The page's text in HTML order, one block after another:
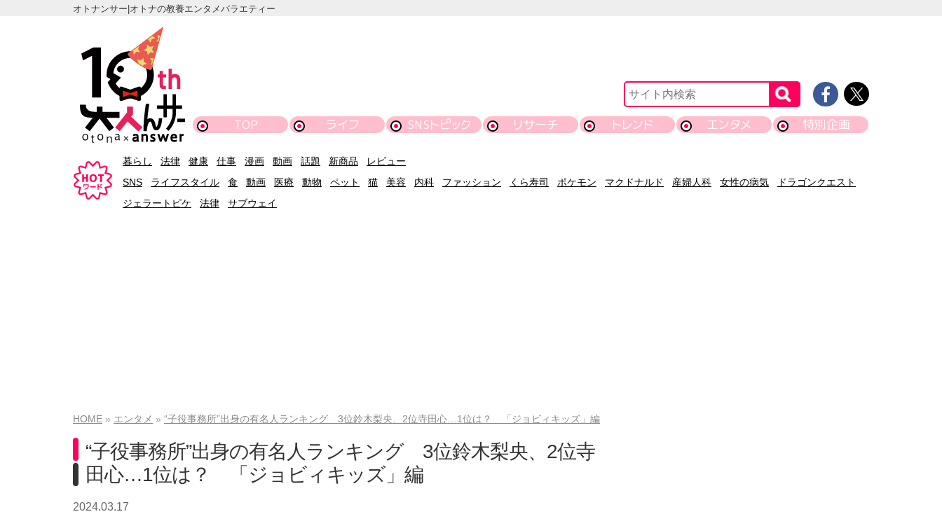
オトナンサー|オトナの教養エンタメバラエティー
TOP ライフ SNSトピック リサーチ トレンド エンタメ 特別企画
暮らし 法律 健康 仕事 漫画 動画 話題 新商品
レビュー
SNS
ライフスタイル 食 動画 医療 動物 ペット 猫 美容 内科 ファッション くら寿司 ポケモン マクドナルド 産婦人科 女性の病気
ドラゴンクエスト
ジェラートピケ
法律 サブウェイ
HOME エンタメ “子役事務所”出身の有名人ランキング 3位鈴木梨央、2位寺田心…1位は？ 「ジョビィキッズ」編
“子役事務所”出身の有名人ランキング 3位鈴木梨央、2位寺
田心…1位は？ 「ジョビィキッズ」編
2024.03.17